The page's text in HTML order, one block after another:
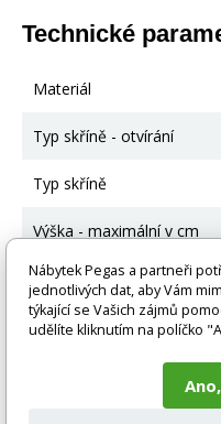
Technické
Materiál
Typ skříně - otvírání
Typ skříně
Výška - maximální v cm
Šířka v cm
Hloubka v cm
Nábytek Pegas a partneři
jednotlivých dat, aby Vám
týkající se Vašich zájmů
udělíte kliknutím na políčko